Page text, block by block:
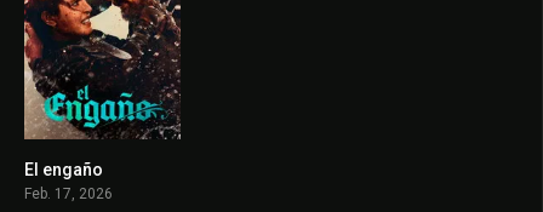
El engaño
Feb. 17, 2026